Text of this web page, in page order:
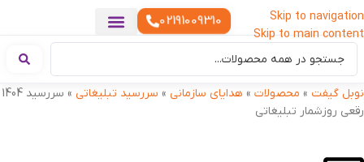
Skip to navigation
Skip to main content
02191009310
نوبل گیفت » محصولات » هدایای سازمانی » سررسید تبلیغاتی »
سررسید 1404
رقعی روزشمار تبلیغاتی